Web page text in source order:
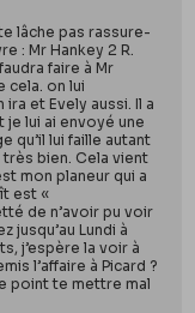
lâche pas rassure-
: Mr Hankey 2 R.
faire à Mr
cela. on lui
et Evely aussi. Il a
lui ai envoyé une
qu’il lui faille autant
bien. Cela vient
mon planeur qui a
est «
de n’avoir pu voir
jusqu’au Lundi à
j’espère la voir à
l’affaire à Picard ?
point te mettre mal